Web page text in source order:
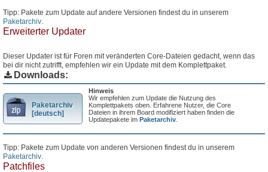
Tipp: Pakete zum Update auf andere Versionen findest du in unserem
Paketarchiv.
Erweiterter Updater
Dieser Updater ist für Foren mit veränderten Core-Dateien gedacht, wenn das
bei dir nicht zutrifft, empfehlen wir ein Update mit dem Komplettpaket.
Downloads:
Paketarchiv
[deutsch]
Hinweis
Wir empfehlen zum Update die Nutzung des
Komplettpakets oben. Erfahrene Nutzer, die Core
Dateien in ihrem Board modifiziert haben finden die
Updatepakete imPaketarchiv
Tipp: Pakete zum Update von anderen Versionen findest du in unserem
Paketarchiv
Patchfiles